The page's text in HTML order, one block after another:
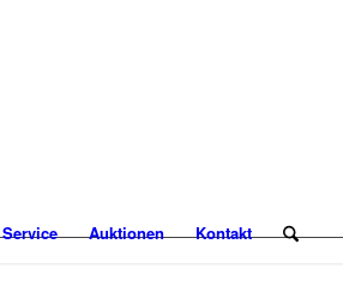
Service Auktionen Kontakt